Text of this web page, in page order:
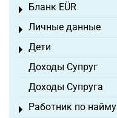
Бланк EÜR
Toggle menu
Личные данные
Toggle menu
Дети
Toggle menu
Доходы Супруг
Доходы Супруга
Работник по найму
Toggle menu